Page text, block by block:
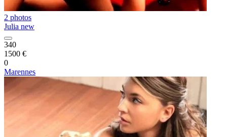
2 photos
Julia new
340
1500 €
0
Marennes